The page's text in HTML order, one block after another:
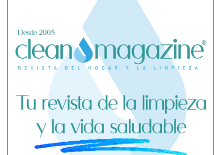
SegurChollo advierte de los límites del seguro médico
privado ante un contagio de hantavirus fuera de España